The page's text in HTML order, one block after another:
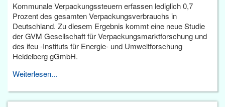
Kommunale Verpackungssteuern erfassen lediglich 0,7
Prozent des gesamten Verpackungsverbrauchs in
Deutschland. Zu diesem Ergebnis kommt eine neue Studie
der GVM Gesellschaft für Verpackungsmarktforschung und
des ifeu -Instituts für Energie- und Umweltforschung
Heidelberg gGmbH.
Weiterlesen...